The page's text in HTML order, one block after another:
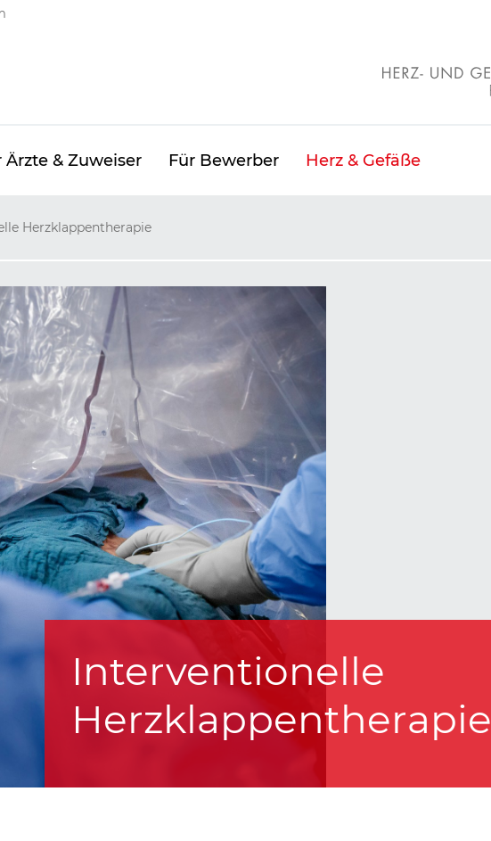
Ärzte & Zuweiser Für Bewerber Herz & Gefäße
Herzklappentherapie
Interventionelle
Herzklappentherapie